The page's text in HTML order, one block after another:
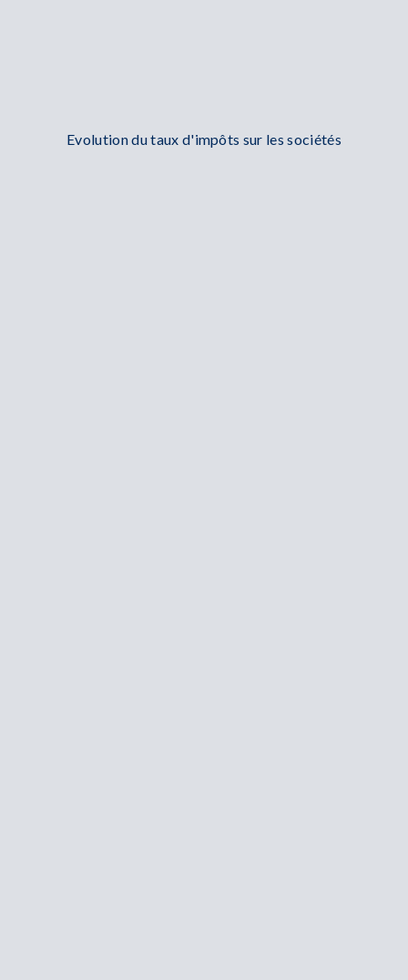
Evolution du taux d'impôts sur les sociétés